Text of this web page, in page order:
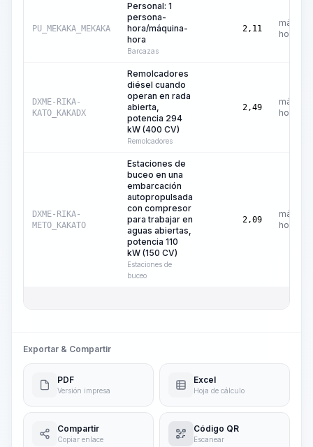
PU_MEKAKA_MEKAKA
Personal: 1
persona-
hora/máquina-
hora
Barcazas
2,11
hora
DXME-RIKA-
KATO_KAKADX
Remolcadores
diésel cuando
operan en rada
abierta,
potencia 294
kW (400 CV)
Remolcadores
2,49
hora
DXME-RIKA-
METO_KAKATO
Estaciones de
buceo en una
embarcación
autopropulsada
con compresor
para trabajar en
aguas abiertas,
potencia 110
kW (150 CV)
Estaciones de
buceo
2,09
hora
Exportar & Compartir
PDF
Versión impresa
Excel
Hoja de cálculo
Compartir
Copiar enlace
Código QR
Escanear